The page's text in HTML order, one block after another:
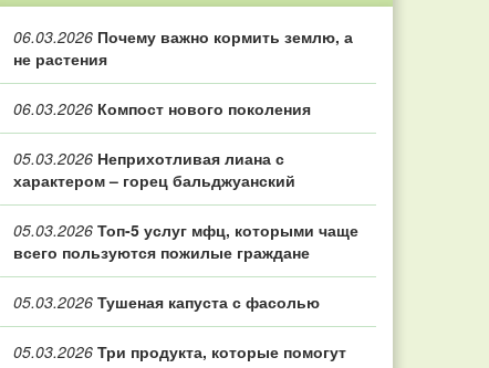
06.03.2026 Почему важно кормить землю, а
не растения
06.03.2026 Компост нового поколения
05.03.2026 Неприхотливая лиана с
характером – горец бальджуанский
05.03.2026 Топ‑5 услуг мфц, которыми чаще
всего пользуются пожилые граждане
05.03.2026 Тушеная капуста с фасолью
05.03.2026 Три продукта, которые помогут